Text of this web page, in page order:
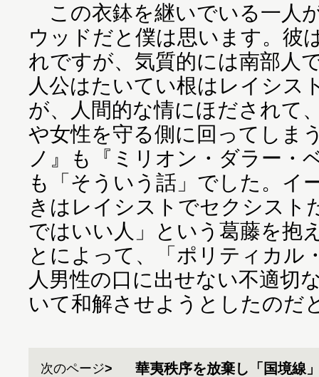
この衣鉢を継いでいる一人
ウッドだと僕は思います。彼
れですが、気質的には南部人
人公はたいてい根はレイシス
が、人間的な情にほだされて
や女性を守る側に回ってしま
ノ』も『ミリオン・ダラー・
も「そういう話」でした。イ
きはレイシストでセクシスト
ではいい人」という葛藤を抱
とによって、「ポリティカル
人男性の口に出せない不適切
いて和解させようとしたのだ
次のページ 華夷秩序を放棄し「国境線